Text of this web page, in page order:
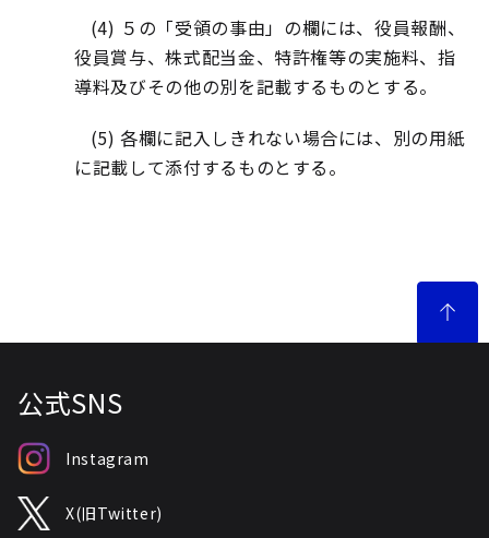
(4) ５の「受領の事由」の欄には、役員報酬、
役員賞与、株式配当金、特許権等の実施料、指
導料及びその他の別を記載するものとする。
(5)各欄に記入しきれない場合には、別の用紙
に記載して添付するものとする。
公式SNS
Instagram
X(旧Twitter)